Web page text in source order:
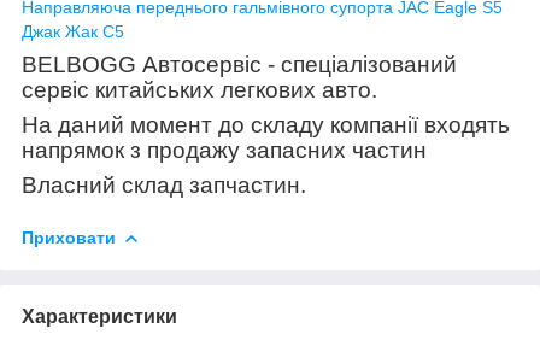
Направляюча переднього гальмівного супорта JAC Eagle S5
Джак Жак С5
BELBOGG Автосервіс - спеціалізований
сервіс китайських легкових авто.
На даний момент до складу компанії входять
напрямок з продажу запасних частин
Власний склад запчастин.
Приховати
Характеристики